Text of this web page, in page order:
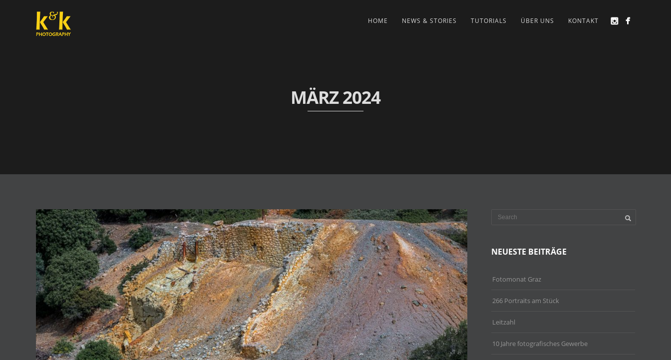
HOME NEWS & STORIES TUTORIALS ÜBER UNS KONTAKT
MÄRZ 2024
NEUESTE BEITRÄGE
Fotomonat Graz
266 Portraits am Stück
Leitzahl
10 Jahre fotografisches Gewerbe